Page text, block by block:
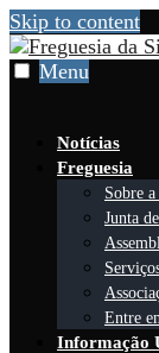
Skip to content
Menu
Notícias
Freguesia
Sobre
Junta
Entre
Informação